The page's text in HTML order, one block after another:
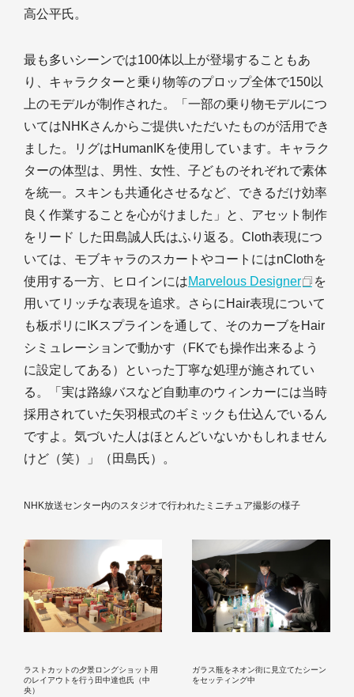
高公平氏。
最も多いシーンでは100体以上が登場することもあ
り、キャラクターと乗り物等のプロップ全体で150以
上のモデルが制作された。「一部の乗り物モデルにつ
いてはNHKさんからご提供いただいたものが活用でき
ました。リグはHumanIKを使用しています。キャラク
ターの体型は、男性、女性、子どものそれぞれで素体
を統一。スキンも共通化させるなど、できるだけ効率
良く作業することを心がけました」と、アセット制作
をリード した田島誠人氏はふり返る。Cloth表現につ
いては、モブキャラのスカートやコートにはnClothを
使用する一方、ヒロインにはMarvelous Designer
を
用いてリッチな表現を追求。さらにHair表現について
も板ポリにIKスプラインを通して、そのカーブをHair
シミュレーションで動かす（FKでも操作出来るよう
に設定してある）といった丁寧な処理が施されてい
る。「実は路線バスなど自動車のウィンカーには当時
採用されていた矢羽根式のギミックも仕込んでいるん
ですよ。気づいた人はほとんどいないかもしれません
けど（笑）」（田島氏）。
NHK放送センター内のスタジオで行われたミニチュア撮影の様子
ラストカットの夕景ロングショット用
のレイアウトを行う田中達也氏（中
央）
ガラス瓶をネオン街に見立てたシーン
をセッティング中